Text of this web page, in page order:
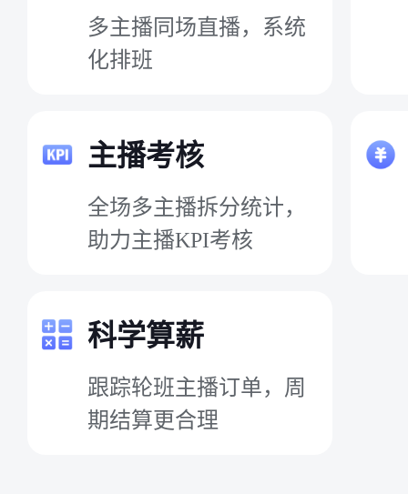
多主播同场直播，系统
化排班
主播考核
全场多主播拆分统计，
助力主播KPI考核
科学算薪
跟踪轮班主播订单，周
期结算更合理